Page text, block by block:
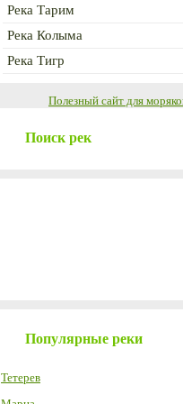
Река Тарим
Река Колыма
Река Тигр
Полезный сайт для
Поиск рек
Популярные реки
Тетерев